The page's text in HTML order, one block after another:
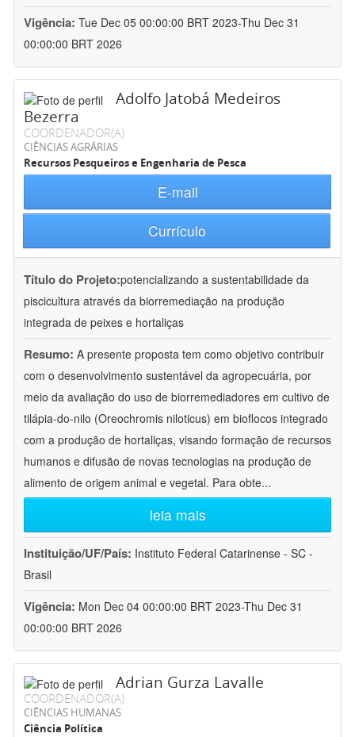
Vigência: Tue Dec 05 00:00:00 BRT 2023-Thu Dec 31
00:00:00 BRT 2026
Adolfo Jatobá Medeiros
Bezerra
COORDENADOR(A)
CIÊNCIAS AGRÁRIAS
Recursos Pesqueiros e Engenharia de Pesca
E-mail
Currículo
Título do Projeto:potencializando a sustentabilidade da
piscicultura através da biorremediação na produção
integrada de peixes e hortaliças
Resumo: A presente proposta tem como objetivo contribuir
com o desenvolvimento sustentável da agropecuária, por
meio da avaliação do uso de biorremediadores em cultivo de
tilápia-do-nilo (Oreochromis niloticus) em bioflocos integrado
com a produção de hortaliças, visando formação de recursos
humanos e difusão de novas tecnologias na produção de
alimento de origem animal e vegetal. Para obte...
leia mais
Instituição/UF/País: Instituto Federal Catarinense - SC -
Brasil
Vigência: Mon Dec 04 00:00:00 BRT 2023-Thu Dec 31
00:00:00 BRT 2026
Adrian Gurza Lavalle
COORDENADOR(A)
CIÊNCIAS HUMANAS
Ciência Política